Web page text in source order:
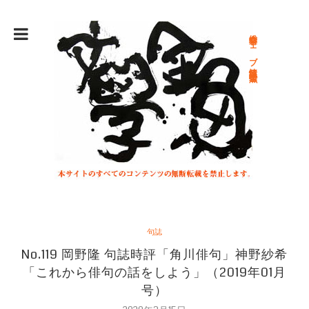
総合文学ウェブ情報誌 文学金魚
句誌
No.119 岡野隆 句誌時評「角川俳句」神野紗希
「これから俳句の話をしよう」（2019年01月
号）